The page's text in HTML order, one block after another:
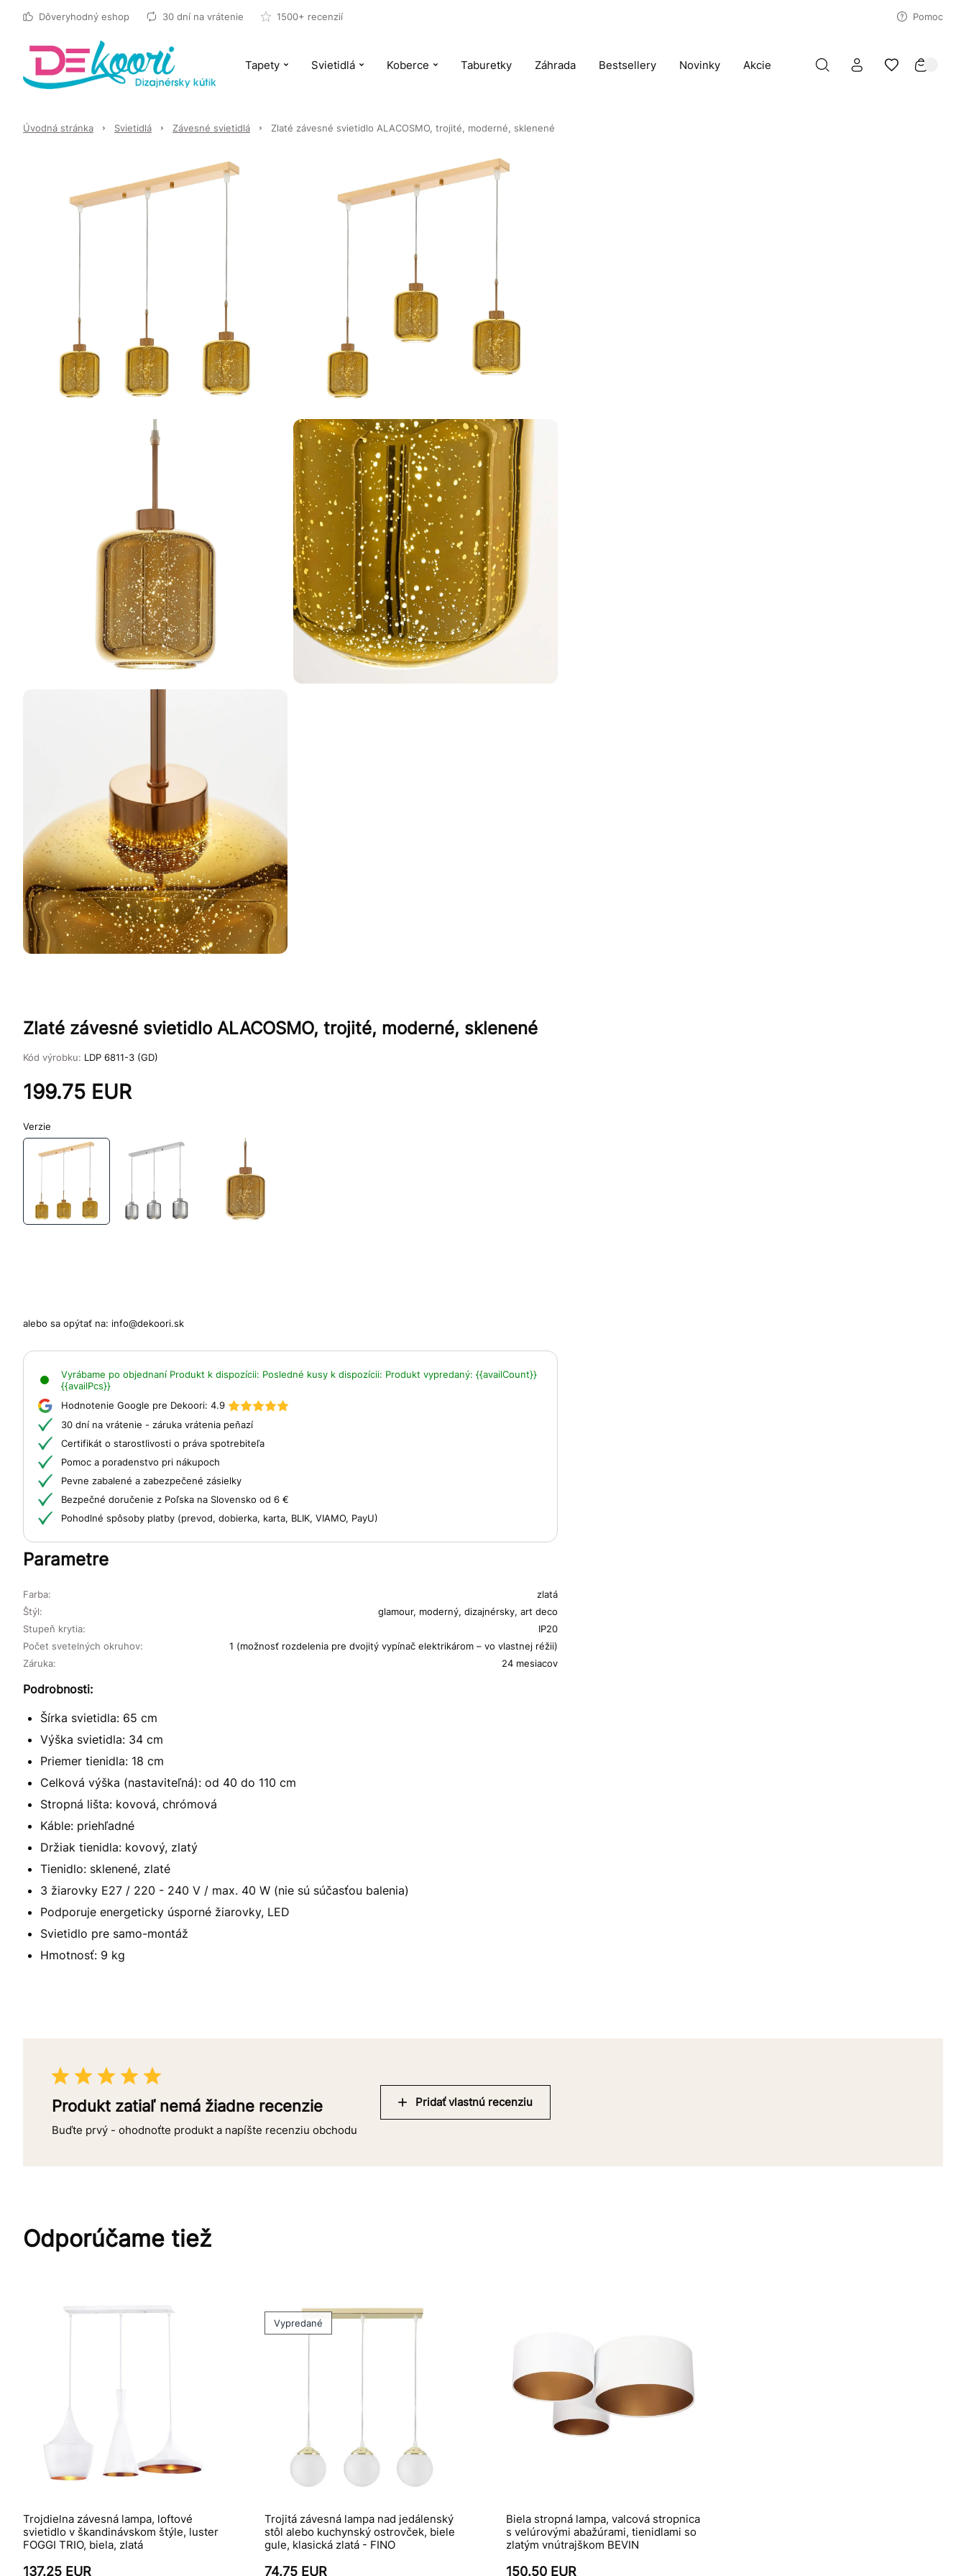
Dôveryhodný eshop 30 dní na vrátenie 1500+ recenzií Pomoc
Tapety Svietidlá Koberce Taburetky Záhrada Bestsellery Novinky Akcie
Úvodná stránka Svietidlá Závesné svietidlá Zlaté závesné svietidlo ALACOSMO, trojité, moderné, sklenené
Zlaté závesné svietidlo ALACOSMO, trojité, moderné, sklenené
Kód výrobku: LDP 6811-3 (GD)
199.75 EUR
Verzie
alebo sa opýtať na: info@dekoori.sk
Vyrábame po objednaní Produkt k dispozícii: Posledné kusy k dispozícii: Produkt vypredaný: {{availCount}}
{{availPcs}}
Hodnotenie Google pre Dekoori: 4.9
30 dní na vrátenie - záruka vrátenia peňazí
Certifikát o starostlivosti o práva spotrebiteľa
Pomoc a poradenstvo pri nákupoch
Pevne zabalené a zabezpečené zásielky
Bezpečné doručenie z Poľska na Slovensko od 6 €
Pohodlné spôsoby platby (prevod, dobierka, karta, BLIK, VIAMO, PayU)
Parametre
Farba: zlatá
Stupeň krytia: IP20
Záruka: 24 mesiacov
Štýl: glamour, moderný, dizajnérsky, art deco
Počet svetelných okruhov: 1 (možnosť rozdelenia pre dvojitý vypínač elektrikárom – vo vlastnej réžii)
Podrobnosti:
Šírka svietidla: 65 cm
Výška svietidla: 34 cm
Priemer tienidla: 18 cm
Celková výška (nastaviteľná): od 40 do 110 cm
Stropná lišta: kovová, chrómová
Káble: priehľadné
Držiak tienidla: kovový, zlatý
Tienidlo: sklenené, zlaté
3 žiarovky E27 / 220 - 240 V / max. 40 W (nie sú súčasťou balenia)
Podporuje energeticky úsporné žiarovky, LED
Svietidlo pre samo-montáž
Hmotnosť: 9 kg
Produkt zatiaľ nemá žiadne recenzie
Buďte prvý - ohodnoťte produkt a napíšte recenziu obchodu
Pridať vlastnú recenziu
Odporúčame tiež
Trojdielna závesná lampa, loftové
svietidlo v škandinávskom štýle, luster
FOGGI TRIO, biela, zlatá
137.25 EUR
Vypredané
Trojitá závesná lampa nad jedálenský
stôl alebo kuchynský ostrovček, biele
gule, klasická zlatá - FINO
74.75 EUR
Biela stropná lampa, valcová stropnica
s velúrovými abažúrami, tienidlami so
zlatým vnútrajškom BEVIN
150.50 EUR